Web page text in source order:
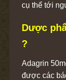
cụ thể tới
Dược
?
Adagrin
được các